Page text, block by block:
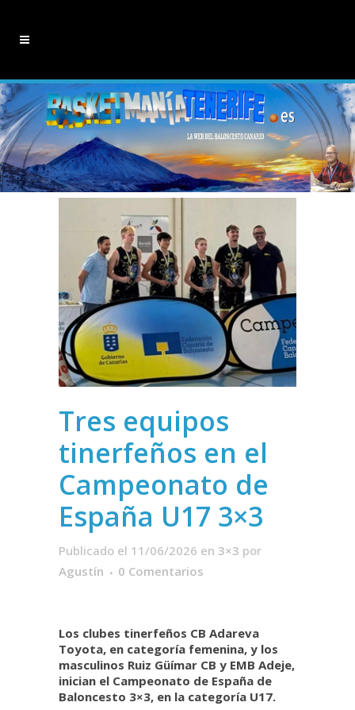
Tres equipos
tinerfeños en el
Campeonato de
España U17 3×3
Publicado el 11/06/2026 en 3×3 por
Agustín
0 Comentarios
Los clubes tinerfeños CB Adareva
Toyota, en categoría femenina, y los
masculinos Ruiz Güímar CB y EMB Adeje,
inician el Campeonato de España de
Baloncesto 3×3, en la categoría U17.